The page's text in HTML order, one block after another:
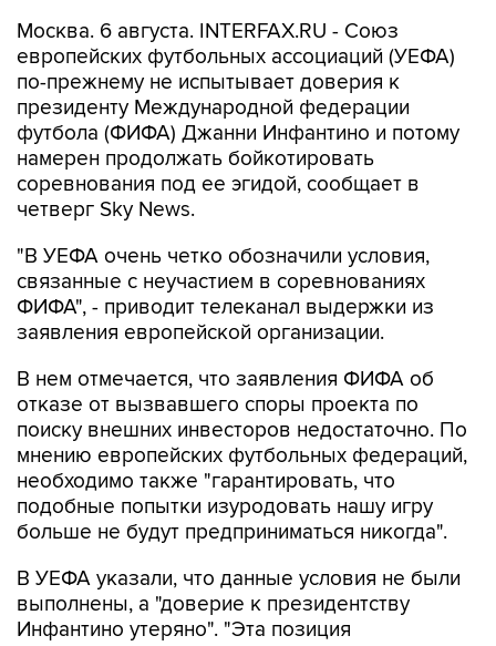
Москва. 6 августа. INTERFAX.RU - Союз
европейских футбольных ассоциаций (УЕФА)
по-прежнему не испытывает доверия к
президенту Международной федерации
футбола (ФИФА) Джанни Инфантино и потому
намерен продолжать бойкотировать
соревнования под ее эгидой, сообщает в
четверг Sky News.
"В УЕФА очень четко обозначили условия,
связанные с неучастием в соревнованиях
ФИФА", - приводит телеканал выдержки из
заявления европейской организации.
В нем отмечается, что заявления ФИФА об
отказе от вызвавшего споры проекта по
поиску внешних инвесторов недостаточно. По
мнению европейских футбольных федераций,
необходимо также "гарантировать, что
подобные попытки изуродовать нашу игру
больше не будут предприниматься никогда".
В УЕФА указали, что данные условия не были
выполнены, а "доверие к президентству
Инфантино утеряно". "Эта позиция